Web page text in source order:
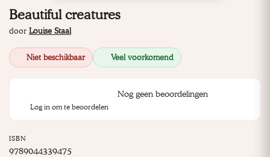
Beautiful creatures
door Louise Staal
Niet beschikbaar Veel voorkomend
Nog geen beoordelingen
Log in om te beoordelen
ISBN
9789044339475